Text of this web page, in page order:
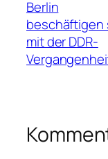
Berlin
beschäftigen
mit der DDR-